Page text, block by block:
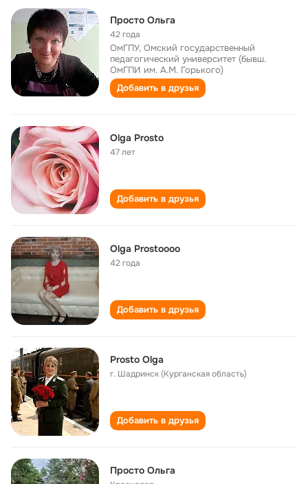
Просто Ольга
42 года
ОмГПУ, Омский государственный
педагогический университет (бывш.
ОмГПИ им. А.М. Горького)
Добавить в друзья
Olga Prosto
47 лет
Добавить в друзья
Olga Prostoooo
42 года
Добавить в друзья
Prosto Olga
г. Шадринск (Курганская область)
Добавить в друзья
Просто Ольга